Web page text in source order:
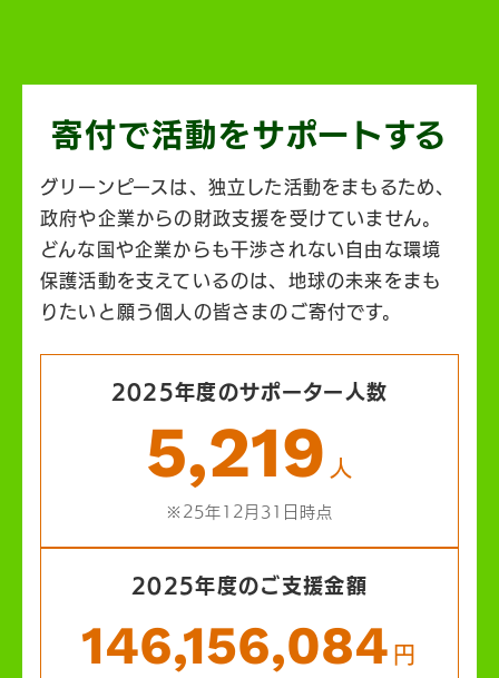
寄付で活動をサポートする
グリーンピースは、独立した活動をまもるため、
政府や企業からの財政支援を受けていません。
どんな国や企業からも干渉されない自由な環境
保護活動を支えているのは、地球の未来をまも
りたいと願う個人の皆さまのご寄付です。
2025年度のサポーター人数
5,219 人
※25年12月31日時点
2025年度のご支援金額
146,156,084 円